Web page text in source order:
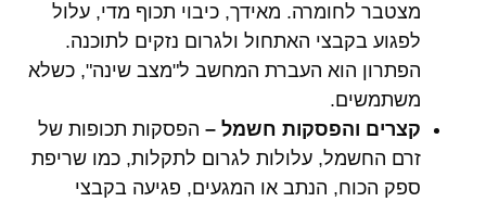
מצטבר לחומרה. מאידך, כיבוי תכוף מדי, עלול
לפגוע בקבצי האתחול ולגרום נזקים לתוכנה.
הפתרון הוא העברת המחשב ל"מצב שינה", כשלא
משתמשים.
קצרים והפסקות חשמל – הפסקות תכופות של
זרם החשמל, עלולות לגרום לתקלות, כמו שריפת
ספק הכוח, הנתב או המגעים, פגיעה בקבצי